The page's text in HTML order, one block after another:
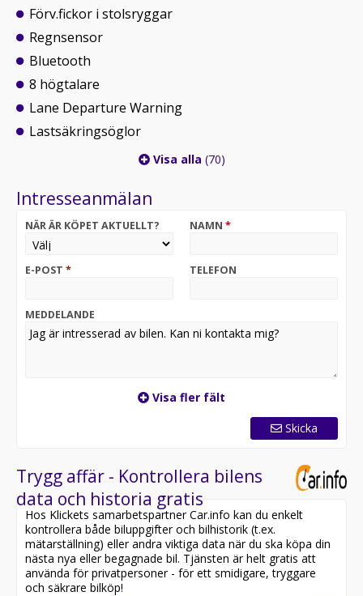
Förv.fickor i stolsryggar
Regnsensor
Bluetooth
8 högtalare
Lane Departure Warning
Lastsäkringsöglor
Visa alla (70)
Intresseanmälan
NÄR ÄR KÖPET AKTUELLT? NAMN *
E-POST * TELEFON
MEDDELANDE
Visa fler fält
Skicka
Trygg affär - Kontrollera bilens
data och historia gratis
Hos Klickets samarbetspartner Car.info kan du enkelt
kontrollera både biluppgifter och bilhistorik (t.ex.
mätarställning) eller andra viktiga data när du ska köpa din
nästa nya eller begagnade bil. Tjänsten är helt gratis att
använda för privatpersoner - för ett smidigare, tryggare
och säkrare bilköp!